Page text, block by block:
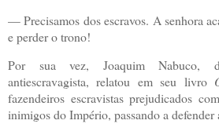
— Precisamos dos escravos. A senhora
e perder o trono!
Por sua vez, Joaquim Nabuco,
antiescravagista, relatou em seu livro
fazendeiros escravistas prejudicados
inimigos do Império, passando a defender